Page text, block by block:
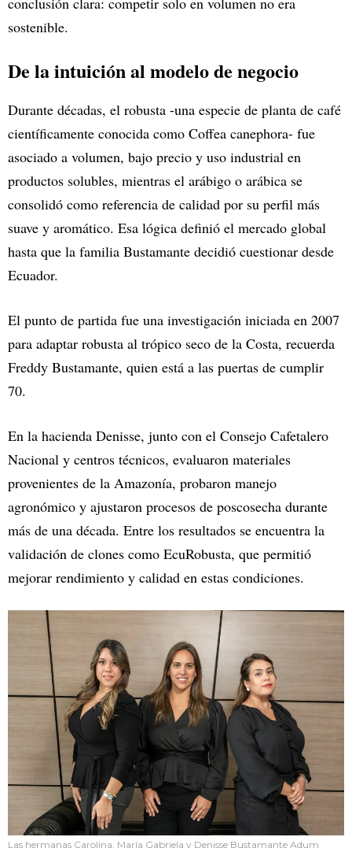
sostenible.
De la intuición al modelo de negocio
Durante décadas, el robusta -una especie de planta de café
científicamente conocida como Coffea canephora- fue
asociado a volumen, bajo precio y uso industrial en
productos solubles, mientras el arábigo o arábica se
consolidó como referencia de calidad por su perfil más
suave y aromático. Esa lógica definió el mercado global
hasta que la familia Bustamante decidió cuestionar desde
Ecuador.
El punto de partida fue una investigación iniciada en 2007
para adaptar robusta al trópico seco de la Costa, recuerda
Freddy Bustamante, quien está a las puertas de cumplir
70.
En la hacienda Denisse, junto con el Consejo Cafetalero
Nacional y centros técnicos, evaluaron materiales
provenientes de la Amazonía, probaron manejo
agronómico y ajustaron procesos de poscosecha durante
más de una década. Entre los resultados se encuentra la
validación de clones como EcuRobusta, que permitió
mejorar rendimiento y calidad en estas condiciones.
Las hermanas Carolina, María Gabriela y Denisse Bustamante Adum